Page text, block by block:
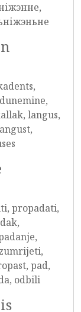
langus,
propadati,
pad,
odbili